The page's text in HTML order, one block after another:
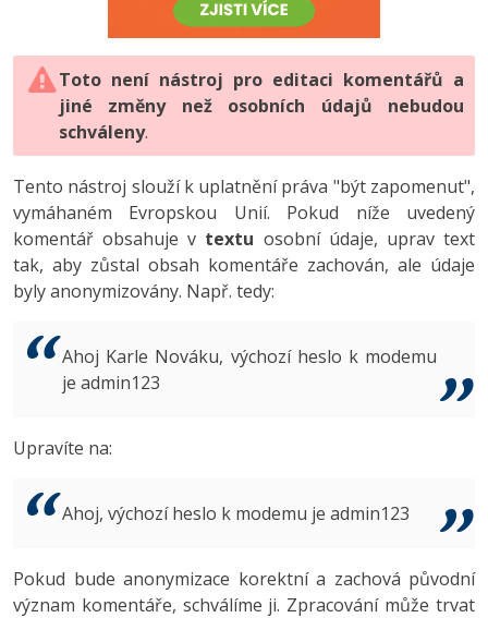
HTML5, CSS3, Bootstrap, SEO
SQL a databáze
Testování a verzování
UML a návrhové vzory
React
Spring
ASP.NET MVC
Best practices
PHP
JavaScript
Python
HTML / CSS
UML a návrhové vzory
MySQL/MariaDB
MS-SQL
Vývojář mobilních aplikací
C# Game developer
Tester
Systémový administrátor
3D grafik
Copywriter
WordPress specialista
-80%
JavaScript -80%
PHP -80%
Swift -80%
Kotlin -80%
VB.NET
Algoritmy -41%
Umělá inteligence (AI) -10%
Digitální gramotnost
Marketing
WordPress
SEO
UX
Business
Copywriting
Windows
Photoshop -80%
Adobe Illustrator -80%
Adobe Lightroom
Adobe XD
Adobe InDesign -25%
Adobe After Effects
Inkscape
Fórum
Toto není nástroj pro editaci komentářů a
jiné změny než osobních údajů nebudou
schváleny.
Tento nástroj slouží k uplatnění práva "být zapomenut",
vymáhaném Evropskou Unií. Pokud níže uvedený
komentář obsahuje v textu osobní údaje, uprav text
tak, aby zůstal obsah komentáře zachován, ale údaje
byly anonymizovány. Např. tedy:
Ahoj Karle Nováku, výchozí heslo k modemu
je admin123
Upravíte na:
Ahoj, výchozí heslo k modemu je admin123
Pokud bude anonymizace korektní a zachová původní
význam komentáře, schválíme ji. Zpracování může trvat